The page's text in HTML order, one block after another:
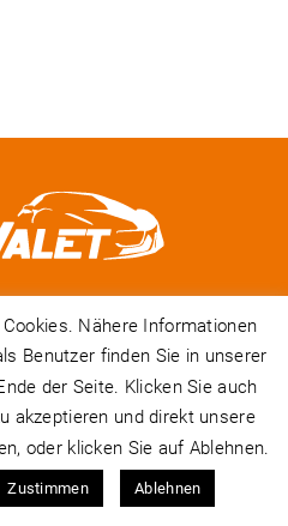
8 • 92318 Neumarkt i. d. OPf.
|Kontakt
Nähere Informationen
Benutzer finden Sie in unserer
der Seite. Klicken Sie auch
akzeptieren und direkt unsere
oder klicken Sie auf Ablehnen.
Zustimmen Ablehnen